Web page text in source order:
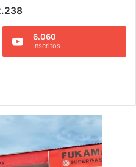
6.060
Inscritos